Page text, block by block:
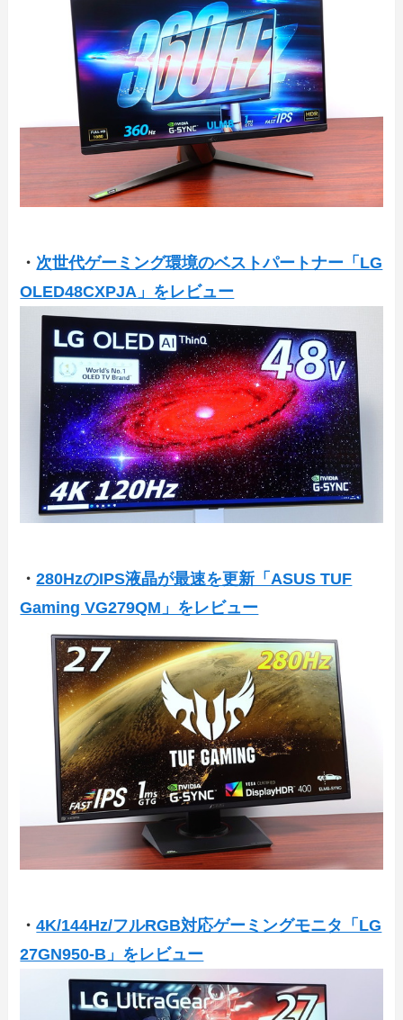
・ 次世代ゲーミング環境のベストパートナー「LG
OLED48CXPJA」をレビュー
・280HzのIPS液晶が最速を更新「ASUS TUF
Gaming VG279QM」をレビュー
・4K/144Hz/フルRGB対応ゲーミングモニタ「LG
27GN950-B」をレビュー